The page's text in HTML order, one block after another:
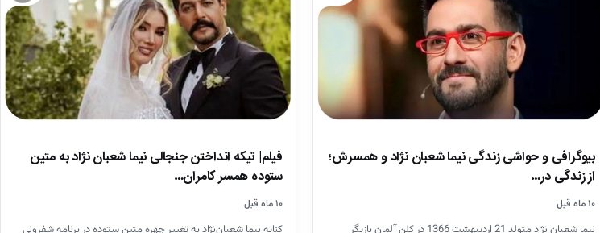
بیوگرافی و حواشی زندگی نیما شعبان نژاد و همسرش؛
از زندگی در…
۱۰ ماه قبل
فیلم| تیکه انداختن جنجالی نیما شعبان نژاد به متین
ستوده همسر کامران…
۱۰ ماه قبل